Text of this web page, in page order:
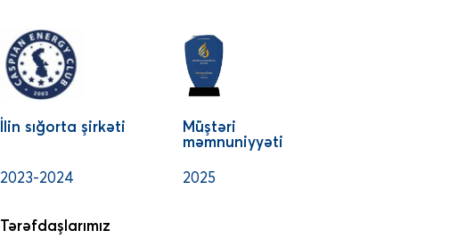
İlin sığorta şirkəti
2023-2024
Müştəri
məmnuniyyəti
2025
Tərəfdaşlarımız